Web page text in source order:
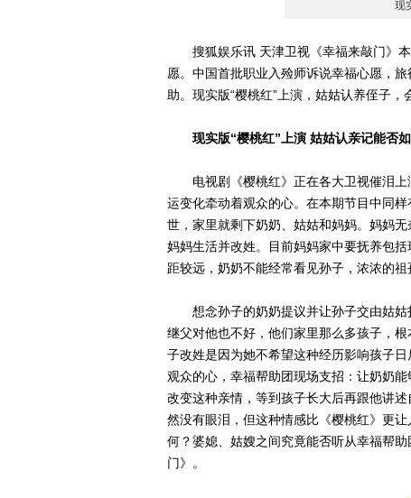
现
搜狐娱乐讯 天津卫视《幸福来敲门》本
愿。中国首批职业入殓师诉说幸福心愿，
助。现实版“樱桃红”上演，姑姑认养侄子，
现实版“樱桃红”上演 姑姑认亲记能否
电视剧《樱桃红》正在各大卫视催泪上
运变化牵动着观众的心。在本期节目中同
世，家里就剩下奶奶、姑姑和妈妈。妈妈
妈妈生活并改姓。目前妈妈家中要抚养包
距较远，奶奶不能经常看见孙子，浓浓的祖
想念孙子的奶奶提议并让孙子交由姑姑
继父对他也不好，他们家里那么多孩子，
子改姓是因为她不希望这种经历影响孩子
观众的心，幸福帮助团现场支招：让奶奶
改变这种亲情，等到孩子长大后再跟他讲
然没有眼泪，但这种情感比《樱桃红》更
何？婆媳、姑嫂之间究竟能否听从幸福帮
门》。